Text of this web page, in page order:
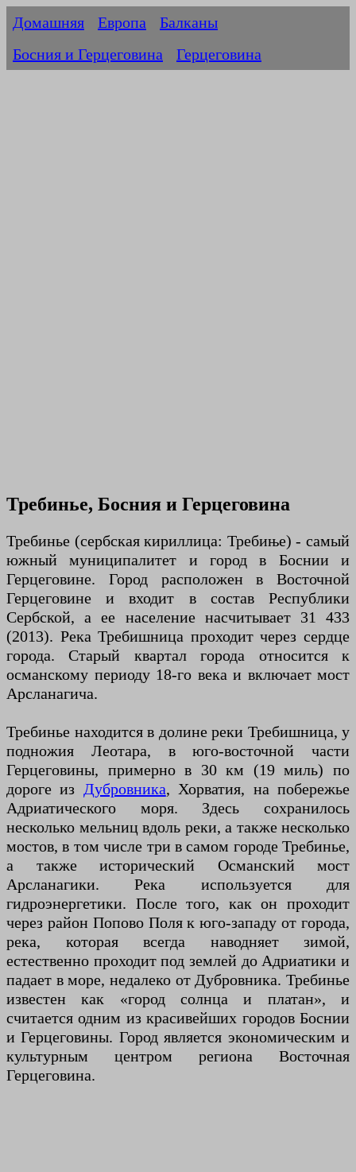
Домашняя Европа
Балканы
Босния и Герцеговина
Герцеговина
Требинье, Босния и Герцеговина
Требинье (сербская кириллица: Требиње) - самый
южный муниципалитет и город в Боснии и
Герцеговине. Город расположен в Восточной
Герцеговине и входит в состав Республики
Сербской, а ее население насчитывает 31 433
(2013). Река Требишница проходит через сердце
города. Старый квартал города относится к
османскому периоду 18-го века и включает мост
Арсланагича.
Требинье находится в долине реки Требишница, у
подножия Леотара, в юго-восточной части
Герцеговины, примерно в 30 км (19 миль) по
дороге из Дубровника, Хорватия, на побережье
Адриатического моря. Здесь сохранилось
несколько мельниц вдоль реки, а также несколько
мостов, в том числе три в самом городе Требинье,
а также исторический Османский мост
Арсланагики. Река используется для
гидроэнергетики. После того, как он проходит
через район Попово Поля к юго-западу от города,
река, которая всегда наводняет зимой,
естественно проходит под землей до Адриатики и
падает в море, недалеко от Дубровника. Требинье
известен как «город солнца и платан», и
считается одним из красивейших городов Боснии
и Герцеговины. Город является экономическим и
культурным центром региона Восточная
Герцеговина.